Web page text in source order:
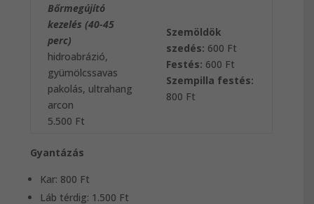
Bőrmegújító
kezelés (40-45
perc)
hidroabrázió,
gyümölcssavas
pakolás, ultrahang
arcon
5.500 Ft
Szemöldök
szedés: 600 Ft
Festés: 600 Ft
Szempilla festés:
800 Ft
Gyantázás
Kar: 800 Ft
Láb térdig: 1.500 Ft